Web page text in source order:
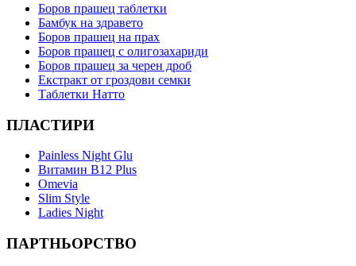
Боров прашец таблетки
Бамбук на здравето
Боров прашец на прах
Боров прашец с олигозахариди
Боров прашец за черен дроб
Екстракт от гроздови семки
Таблетки Натто
ПЛАСТИРИ
Painless Night Glu
Витамин B12 Plus
Оmevia
Slim Style
Ladies Night
ПАРТНЬОРСТВО